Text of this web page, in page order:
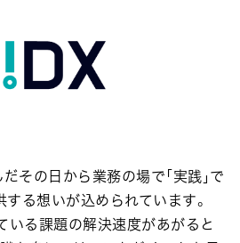
その日から業務の場で｢実践｣で
る想いが込められています。
る課題の解決速度があがると